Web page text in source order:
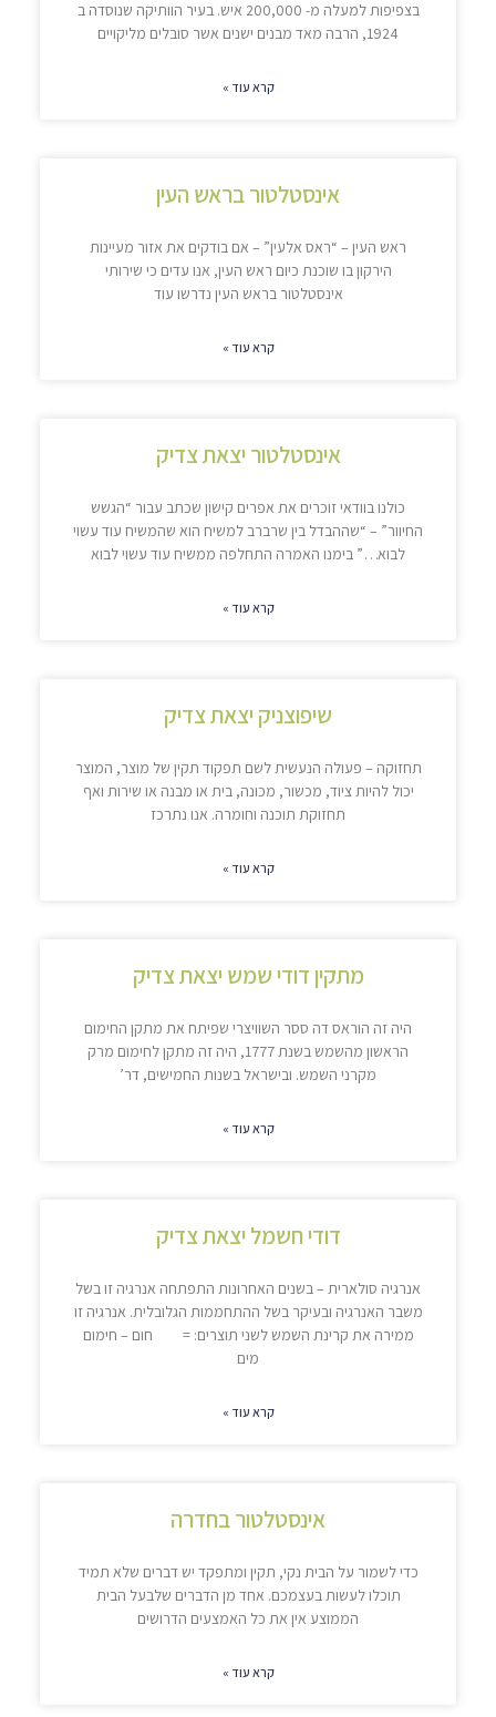
בצפיפות למעלה מ- 200,000 איש. בעיר הוותיקה שנוסדה ב
1924, הרבה מאד מבנים ישנים אשר סובלים מליקויים
קרא עוד »
אינסטלטור בראש העין
ראש העין – “ראס אלעין” – אם בודקים את אזור מעיינות
הירקון בו שוכנת כיום ראש העין, אנו עדים כי שירותי
אינסטלטור בראש העין נדרשו עוד
קרא עוד »
אינסטלטור יצאת צדיק
כולנו בוודאי זוכרים את אפרים קישון שכתב עבור “הגשש
החיוור” – “שההבדל בין שרברב למשיח הוא שהמשיח עוד עשוי
לבוא…” בימנו האמרה התחלפה ממשיח עוד עשוי לבוא
קרא עוד »
שיפוצניק יצאת צדיק
תחזוקה – פעולה הנעשית לשם תפקוד תקין של מוצר, המוצר
יכול להיות ציוד, מכשור, מכונה, בית או מבנה או שירות ואף
תחזוקת תוכנה וחומרה. אנו נתרכז
קרא עוד »
מתקין דודי שמש יצאת צדיק
היה זה הוראס דה ססר השוויצרי שפיתח את מתקן החימום
הראשון מהשמש בשנת 1777, היה זה מתקן לחימום מרק
מקרני השמש. ובישראל בשנות החמישים, דר’
קרא עוד »
דודי חשמל יצאת צדיק
אנרגיה סולארית – בשנים האחרונות התפתחה אנרגיה זו בשל
משבר האנרגיה ובעיקר בשל ההתחממות הגלובלית. אנרגיה זו
ממירה את קרינת השמש לשני תוצרים: = חום – חימום
מים
קרא עוד »
אינסטלטור בחדרה
כדי לשמור על הבית נקי, תקין ומתפקד יש דברים שלא תמיד
תוכלו לעשות בעצמכם. אחד מן הדברים שלבעל הבית
הממוצע אין את כל האמצעים הדרושים
קרא עוד »